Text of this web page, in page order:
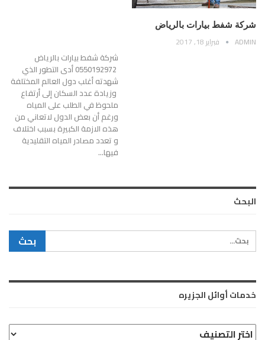
شركة شفط بيارات بالرياض
ADMIN فبراير 18, 2017
شركة شفط بيارات بالرياض
0550192972 أدى التطور الذي
شهدته أغلب دول العالم المختلفة
وزيادة عدد السكان إلى أرتفاع
ملحوظ في الطلب على المياه
ورغم أن بعض الدول لاتعاني من
هذه الازمة الكبيرة بسبب اختلاف
و تعدد مصادر المياه التقليدية
فيها…
البحث
خدمات أوائل الجزيره
خدمات